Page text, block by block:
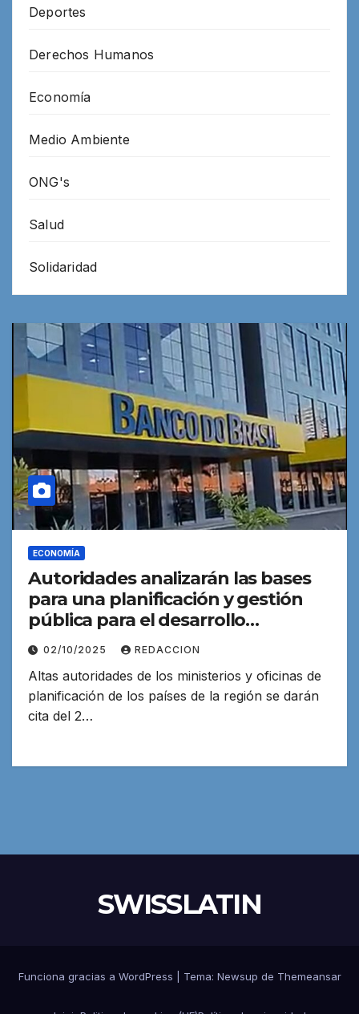
Deportes
Derechos Humanos
Economía
Medio Ambiente
ONG's
Salud
Solidaridad
ECONOMÍA
Autoridades analizarán las bases
para una planificación y gestión
pública para el desarrollo
sostenible
02/10/2025 REDACCION
Altas autoridades de los ministerios y oficinas de
planificación de los países de la región se darán
cita del 2…
SWISSLATIN
Funciona gracias a WordPress Tema: Newsup de Themeansar